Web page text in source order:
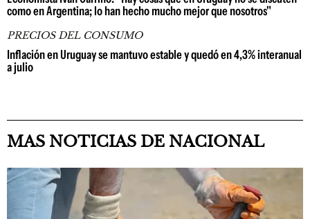
como en Argentina; lo han hecho mucho mejor que nosotros"
PRECIOS DEL CONSUMO
Inflación en Uruguay se mantuvo estable y quedó en 4,3% interanual
a julio
MAS NOTICIAS DE NACIONAL